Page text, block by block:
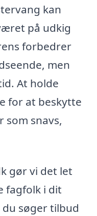
kan
på udkig
forbedrer
men
At holde
for at beskytte
som snavs,
gør vi det let
fagfolk i dit
søger tilbud